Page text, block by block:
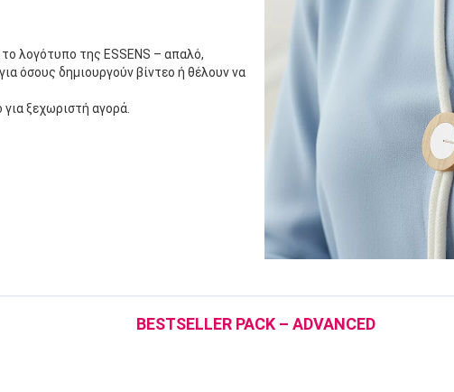
λογότυπο της ESSENS – απαλό,
όσους δημιουργούν βίντεο ή θέλουν να
για ξεχωριστή αγορά.
BESTSELLER PACK – ADVANCED